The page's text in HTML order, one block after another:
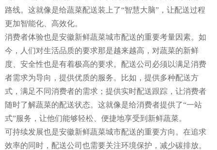
路线。这就像是给蔬菜配送装上了“智慧大脑”，让配送过程
更加智能化、高效化。
消费者体验也是安徽新鲜蔬菜城市配送的重要考量因素。如
今，人们对生活品质的要求那是越来越高，对蔬菜的新鲜
度、安全性也是有着极高的要求。配送公司必须以满足消费
者需求为导向，提供优质的服务。比如，提供多种配送方
式，满足不同消费者的需求；提供实时配送跟踪，让消费者
随时了解蔬菜的配送状态。这就像是给消费者提供了“一站
式”服务，让他们能够轻松、便捷地享受到新鲜蔬菜。
可持续发展也是安徽新鲜蔬菜城市配送的重要方向。在追求
效率的同时，配送公司也需要关注环境保护，减少碳排放。